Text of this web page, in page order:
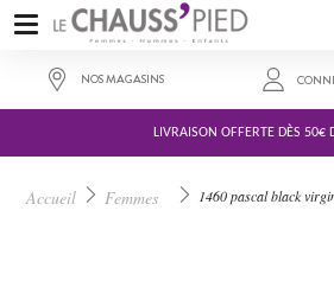
LIVRAISON OFFERTE DÈS 50€
NOS MAGASINS
Accueil Femmes 1460 pascal black